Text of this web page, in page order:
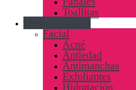
Toallitas
Facial
Acné
Antiedad
Antimanchas
Exfoliantes
Hidratación